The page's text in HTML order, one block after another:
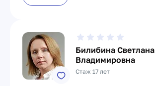
Билибина Светлана
Владимировна
Стаж 17 лет